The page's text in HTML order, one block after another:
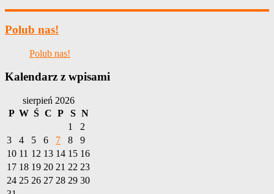
Polub nas!
Polub nas!
Kalendarz z wpisami
sierpień 2026
P W Ś C P S N
1
2
3
4 5 6 7 8
9
10 11 12 13 14 15 16
17 18 19 20 21 22 23
24 25 26 27 28 29 30